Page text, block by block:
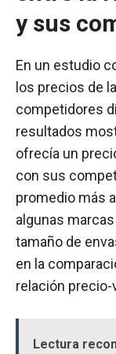
y sus
En un estudio
los precios de
competidores
resultados
ofrecía un
con sus
promedio más
algunas
tamaño de
en la
relación precio-
Lectura